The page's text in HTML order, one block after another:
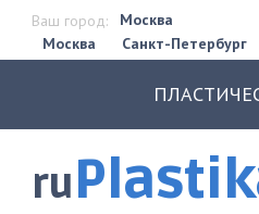
Ваш город:
Москва
Москва
Санкт-Петербург
ru